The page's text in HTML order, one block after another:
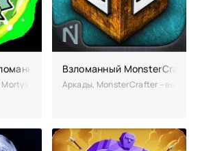
(Мод много денег)
– увлекательная игра элементами РПГ,
Взломанный
Аркады, MonsterCrafter –